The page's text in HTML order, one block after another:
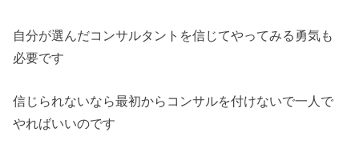
自分が選んだコンサルタントを信じてやってみる勇気も
必要です
信じられないなら最初からコンサルを付けないで一人で
やればいいのです